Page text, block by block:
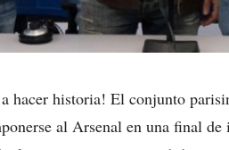
hacer historia! El conjunto
al Arsenal en una final